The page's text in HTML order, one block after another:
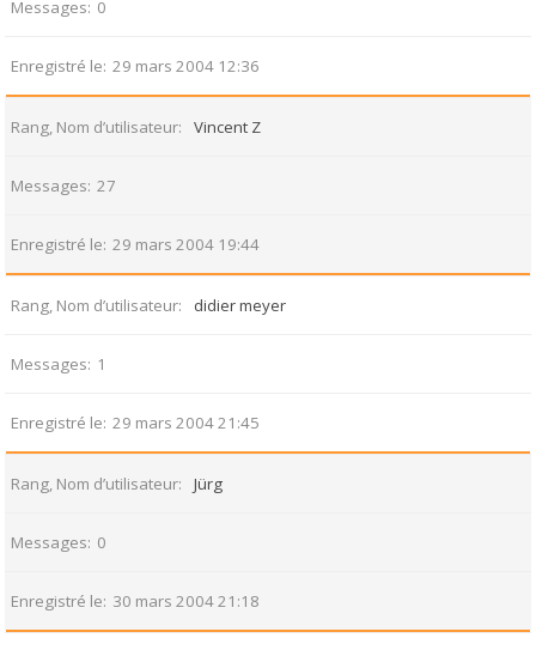
Messages 0
Enregistré le 29 mars 2004 12:36
Rang, Nom d’utilisateur Vincent Z
Messages 27
Enregistré le 29 mars 2004 19:44
Rang, Nom d’utilisateur didier meyer
Messages 1
Enregistré le 29 mars 2004 21:45
Rang, Nom d’utilisateur Jürg
Messages 0
Enregistré le 30 mars 2004 21:18